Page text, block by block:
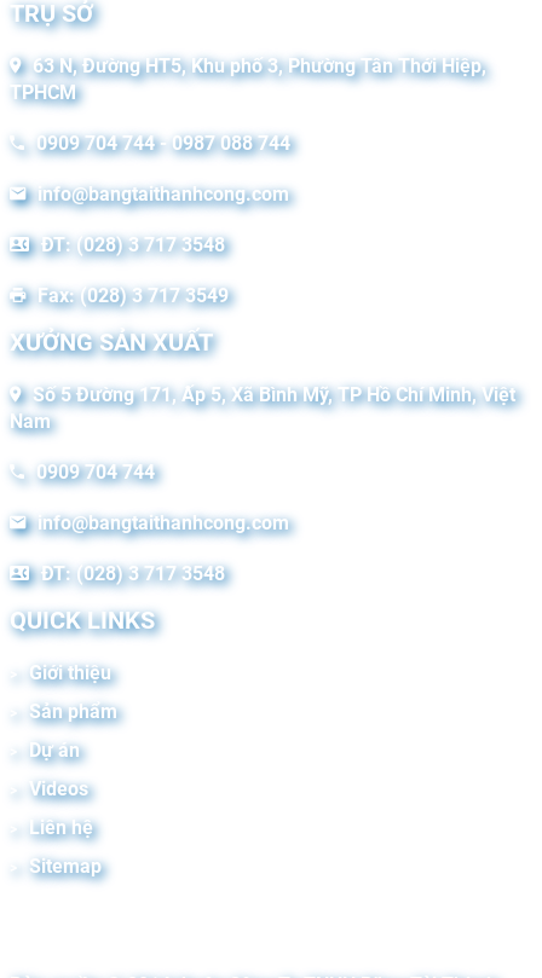
TRỤ SỞ
63 N, Đường HT5, Khu phố 3, Phường Tân Thới Hiệp,
TPHCM
0909 704 744 - 0987 088 744
info@bangtaithanhcong.com
ĐT: (028) 3 717 3548
Fax: (028) 3 717 3549
XƯỞNG SẢN XUẤT
Số 5 Đường 171, Ấp 5, Xã Bình Mỹ, TP Hồ Chí Minh, Việt
Nam
0909 704 744
info@bangtaithanhcong.com
ĐT: (028) 3 717 3548
QUICK LINKS
Giới thiệu
Sản phẩm
Dự án
Videos
Liên hệ
Sitemap